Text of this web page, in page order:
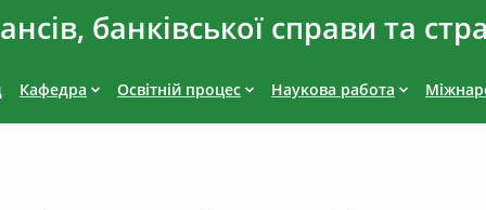
банківської справи та
Кафедра Освітній процес Наукова работа